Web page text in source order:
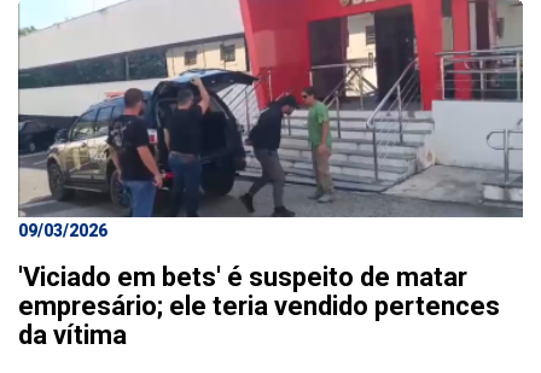
09/03/2026
'Viciado em bets' é suspeito de matar
empresário; ele teria vendido pertences
da vítima